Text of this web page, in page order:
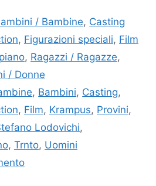
/ Bambine, Casting
, Figurazioni speciali, Film
, Ragazzi / Ragazze,
/ Donne
, Bambini, Casting,
, Film, Krampus, Provini,
Lodovichi,
, Trnto, Uomini